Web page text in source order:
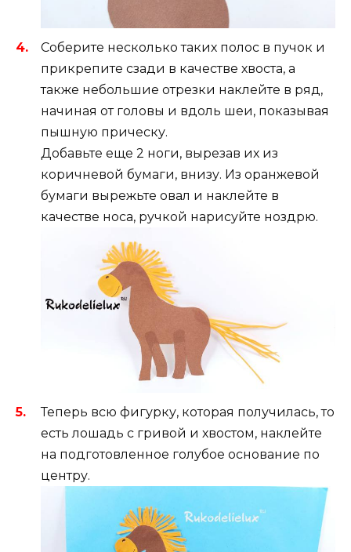
Соберите несколько таких полос в пучок и
прикрепите сзади в качестве хвоста, а
также небольшие отрезки наклейте в ряд,
начиная от головы и вдоль шеи, показывая
пышную прическу.
Добавьте еще 2 ноги, вырезав их из
коричневой бумаги, внизу. Из оранжевой
бумаги вырежьте овал и наклейте в
качестве носа, ручкой нарисуйте ноздрю.
Теперь всю фигурку, которая получилась, то
есть лошадь с гривой и хвостом, наклейте
на подготовленное голубое основание по
центру.